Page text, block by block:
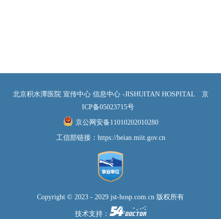
北京积水潭医院 宣传中心 信息中心 -JISHUITAN HOSPITAL
京
ICP备05023715号
京公网安备11010202010280
工信部链接： https://beian.miit.gov.cn
Copyright © 2023 - 2029 jst-hosp.com.cn 版权所有
技术支持：